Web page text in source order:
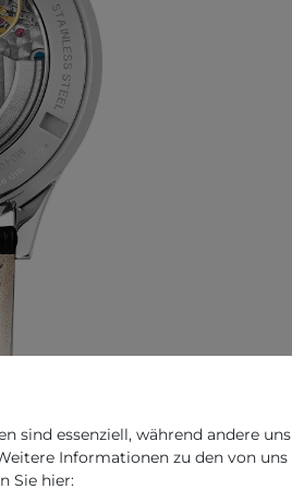
sind essenziell, während andere uns
Informationen zu den von uns
Sie hier: